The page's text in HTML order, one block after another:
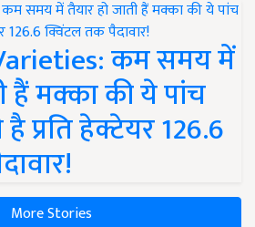
कम समय में
हैं मक्का की ये पांच
प्रति हेक्टेयर 126.6
More Stories